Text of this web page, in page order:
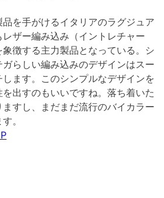
を手がけるイタリアのラグジュア
ザー編み込み（イントレチャー
象徴する主力製品となっている。シ
らしい編み込みのデザインはスー
ます。このシンプルなデザインを
出すのもいいですね。落ち着いた
すし、まだまだ流行のバイカラー
。